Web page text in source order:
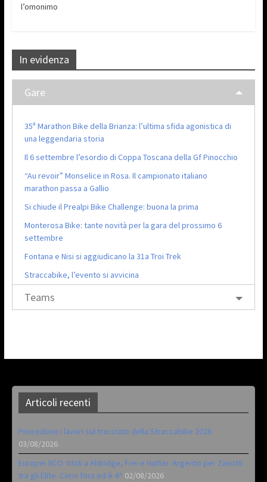
l’omonimo
In evidenza
Gare
35ª Marathon Bike della Brianza: l’ultima sfida agonistica di
una leggendaria storia
Il 6 settembre l’esordio di Coppa Toscana della Gf Pinocchio
“Au revoir” Monselice in Rosa. Il campionato italiano
marathon passa a Gallio
Si chiude il Prealpi Bike Challenge: buona la prima
Monterosa Bike: tante novità per la gara del prossimo 6
settembre
Fontana e Nisi si aggiudicano la 31a Troi Trek
Straccabike, l’evento si avvicina
Teams
Articoli recenti
Procedono i lavori sul tracciato della Straccabike 2026
03/08/2026
Europei XCO: titoli a Aldridge, Frei e Hutter. Argento per Zanotti
tra gli Elite. Corvi fora ed è 4^ 02/08/2026